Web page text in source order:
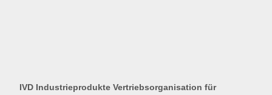
IVD Industrieprodukte Vertriebsorganisation für